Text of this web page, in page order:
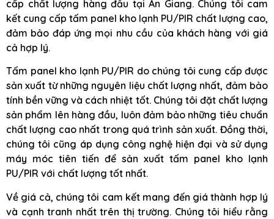
cấp chất lượng hàng đầu tại An Giang. Chúng tôi cam
kết cung cấp tấm panel kho lạnh PU/PIR chất lượng cao,
đảm bảo đáp ứng mọi nhu cầu của khách hàng với giá
cả hợp lý.
Tấm panel kho lạnh PU/PIR do chúng tôi cung cấp được
sản xuất từ những nguyên liệu chất lượng nhất, đảm bảo
tính bền vững và cách nhiệt tốt. Chúng tôi đặt chất lượng
sản phẩm lên hàng đầu, luôn đảm bảo những tiêu chuẩn
chất lượng cao nhất trong quá trình sản xuất. Đồng thời,
chúng tôi cũng áp dụng công nghệ hiện đại và sử dụng
máy móc tiên tiến để sản xuất tấm panel kho lạnh
PU/PIR với chất lượng tốt nhất.
Về giá cả, chúng tôi cam kết mang đến giá thành hợp lý
và cạnh tranh nhất trên thị trường. Chúng tôi hiểu rằng